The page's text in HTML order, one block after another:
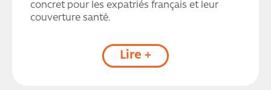
concret pour les expatriés français et leur
couverture santé.
Lire +